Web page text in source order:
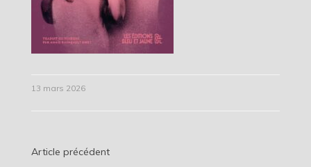
13 mars 2026
Navigation
Article précédent